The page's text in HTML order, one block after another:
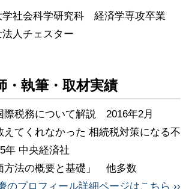
学社会科学研究科 経済学専攻卒業
人チェスター
・執筆・取材実績
際税務について解説 2016年2月
えてくれなかった 相続税対策になる不
中央経済社
方法の概要と基礎」 他多数
のプロフィール詳細ページはこちら ››